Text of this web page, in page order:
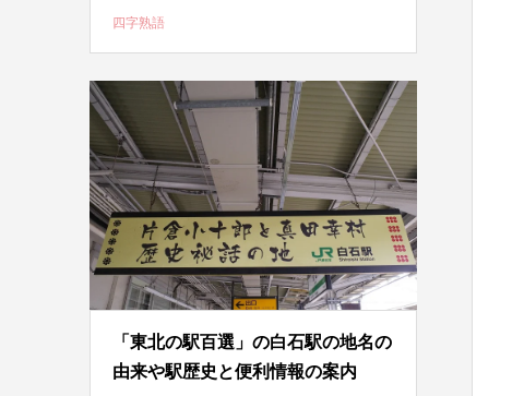
四字熟語
「東北の駅百選」の白石駅の地名の
由来や駅歴史と便利情報の案内